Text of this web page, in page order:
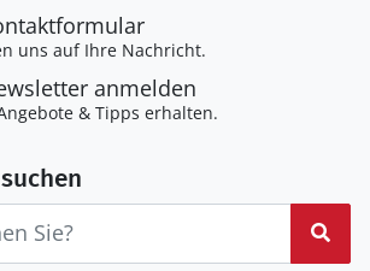
uns auf Ihre Nachricht.
anmelden
& Tipps erhalten.